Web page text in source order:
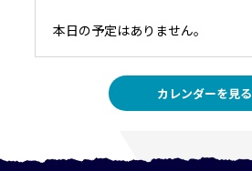
本日の予定はありません。
カレンダーを見る